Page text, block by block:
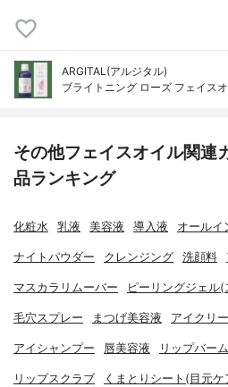
ARGITAL(アルジタル)
ブライトニング ローズ フェイス
その他フェイスオイル関連
品ランキング
化粧水 乳液 美容液 導入液 オールイ
ナイトパウダー クレンジング 洗顔料
マスカラリムーバー ピーリングジェル
毛穴スプレー まつげ美容液 アイクリ
アイシャンプー 唇美容液 リップバーム
リップスクラブ くまとりシート(目元